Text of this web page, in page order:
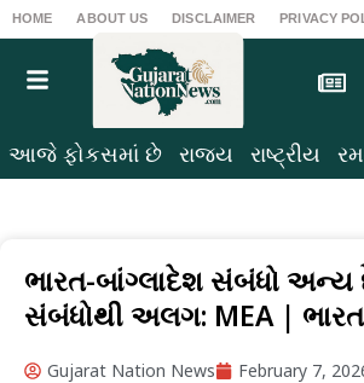
HOME ABOUT US DISCLAIMER PRIVACY
આજે ફોકસમાં છે રાજ્ય રાષ્ટ્રીય
ભારત-બાંગ્લાદેશ સંબંધો અન્ય
સંબંધોથી અલગ: MEA |
Gujarat Nation News February 7,